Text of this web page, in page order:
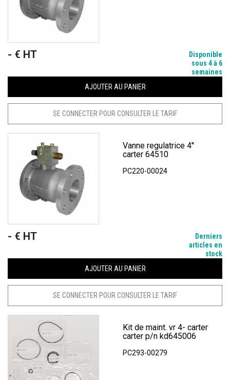
Prix
- € HT
Disponible
sous 4 à 6
semaines
AJOUTER AU PANIER
SE CONNECTER POUR CONSULTER LE TARIF
Vanne regulatrice 4''
carter 64510
PC220-00024
Prix
- € HT
Derniers
articles en
stock
AJOUTER AU PANIER
SE CONNECTER POUR CONSULTER LE TARIF
Kit de maint. vr 4- carter
carter p/n kd645006
PC293-00279